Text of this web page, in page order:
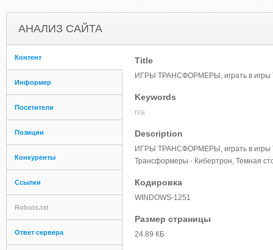
АНАЛИЗ САЙТА
Контент
Информер
Посетители
Позиции
Конкуренты
Ссылки
Robots.txt
Ответ сервера
Title
ИГРЫ ТРАНСФОРМЕРЫ, играть в игры
Keywords
n/a
Description
ИГРЫ ТРАНСФОРМЕРЫ, играть в игры
Трансформеры - Кибертрон, Темная
Кодировка
WINDOWS-1251
Размер страницы
24.89 КБ